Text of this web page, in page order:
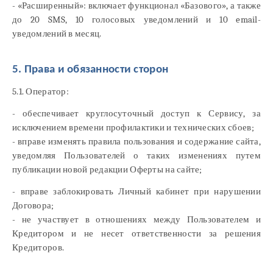
- «Расширенный»: включает функционал «Базового», а также
до 20 SMS, 10 голосовых уведомлений и 10 email-
уведомлений в месяц.
5. Права и обязанности сторон
5.1. Оператор:
- обеспечивает круглосуточный доступ к Сервису, за
исключением времени профилактики и технических сбоев;
- вправе изменять правила пользования и содержание сайта,
уведомляя Пользователей о таких изменениях путем
публикации новой редакции Оферты на сайте;
- вправе заблокировать Личный кабинет при нарушении
Договора;
- не участвует в отношениях между Пользователем и
Кредитором и не несет ответственности за решения
Кредиторов.